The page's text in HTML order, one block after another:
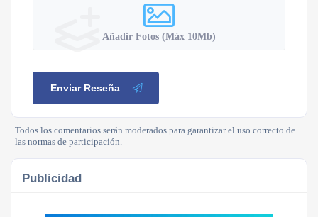
Añadir Fotos (Máx 10Mb)
Enviar Reseña
Todos los comentarios serán moderados para garantizar el uso correcto de
las normas de participación.
Publicidad